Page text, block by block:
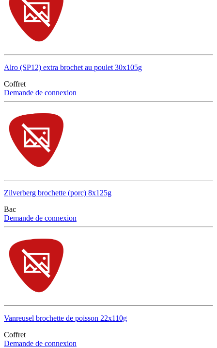
Alro (SP12) extra brochet au poulet 30x105g
Coffret
Demande de connexion
Zilverberg brochette (porc) 8x125g
Bac
Demande de connexion
Vanreusel brochette de poisson 22x110g
Coffret
Demande de connexion